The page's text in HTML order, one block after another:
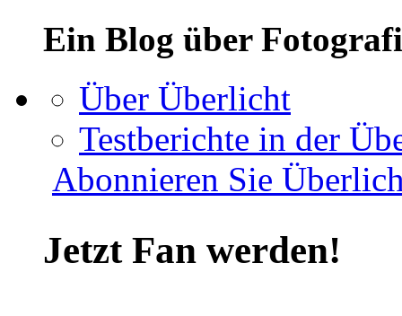
Ein Blog über
Über Überlicht
Testberichte in der
Abonnieren Sie
Jetzt Fan werden!